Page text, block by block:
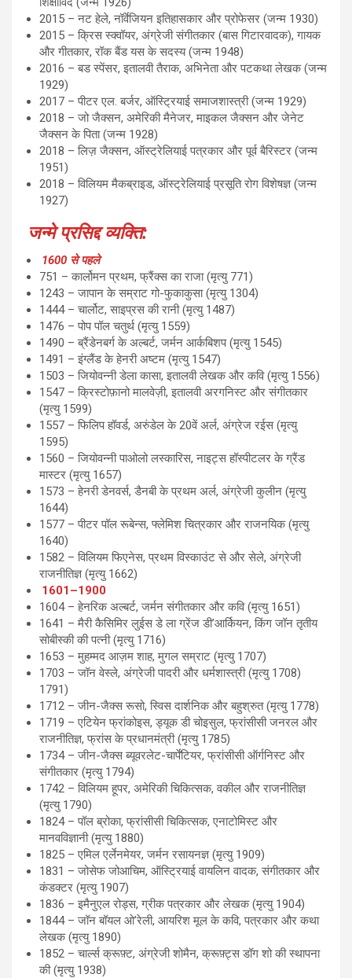
2015 – नट हेले, नॉर्वेजियन इतिहासकार और प्रोफेसर (जन्म 1930)
2015 – क्रिस स्क्वॉयर, अंग्रेजी संगीतकार (बास गिटारवादक), गायक
और गीतकार, रॉक बैंड यस के सदस्य (जन्म 1948)
2016 – बड स्पेंसर, इतालवी तैराक, अभिनेता और पटकथा लेखक (जन्म
1929)
2017 – पीटर एल. बर्जर, ऑस्ट्रियाई समाजशास्त्री (जन्म 1929)
2018 – जो जैक्सन, अमेरिकी मैनेजर, माइकल जैक्सन और जेनेट
जैक्सन के पिता (जन्म 1928)
2018 – लिज़ जैक्सन, ऑस्ट्रेलियाई पत्रकार और पूर्व बैरिस्टर (जन्म
1951)
2018 – विलियम मैकब्राइड, ऑस्ट्रेलियाई प्रसूति रोग विशेषज्ञ (जन्म
1927)
जन्मे प्रसिद्द व्यक्ति:
1600 से पहले
751 – कार्लोमन प्रथम, फ्रैंक्स का राजा (मृत्यु 771)
1243 – जापान के सम्राट गो-फुकाकुसा (मृत्यु 1304)
1444 – चार्लोट, साइप्रस की रानी (मृत्यु 1487)
1476 – पोप पॉल चतुर्थ (मृत्यु 1559)
1490 – ब्रैंडेनबर्ग के अल्बर्ट, जर्मन आर्कबिशप (मृत्यु 1545)
1491 – इंग्लैंड के हेनरी अष्टम (मृत्यु 1547)
1503 – जियोवन्नी डेला कासा, इतालवी लेखक और कवि (मृत्यु 1556)
1547 – क्रिस्टोफ़ानो मालवेज़ी, इतालवी अरगनिस्ट और संगीतकार
(मृत्यु 1599)
1557 – फिलिप हॉवर्ड, अरुंडेल के 20वें अर्ल, अंग्रेज रईस (मृत्यु
1595)
1560 – जियोवन्नी पाओलो लस्कारिस, नाइट्स हॉस्पीटलर के ग्रैंड
मास्टर (मृत्यु 1657)
1573 – हेनरी डेनवर्स, डैनबी के प्रथम अर्ल, अंग्रेजी कुलीन (मृत्यु
1644)
1577 – पीटर पॉल रूबेन्स, फ्लेमिश चित्रकार और राजनयिक (मृत्यु
1640)
1582 – विलियम फिएनेस, प्रथम विस्काउंट से और सेले, अंग्रेजी
राजनीतिज्ञ (मृत्यु 1662)
1601–1900
1604 – हेनरिक अल्बर्ट, जर्मन संगीतकार और कवि (मृत्यु 1651)
1641 – मैरी कैसिमिर लुईस डे ला ग्रेंज डी’आर्कियन, किंग जॉन तृतीय
सोबीस्की की पत्नी (मृत्यु 1716)
1653 – मुहम्मद आज़म शाह, मुगल सम्राट (मृत्यु 1707)
1703 – जॉन वेस्ले, अंग्रेजी पादरी और धर्मशास्त्री (मृत्यु 1708)
1791)
1712 – जीन-जैक्स रूसो, स्विस दार्शनिक और बहुश्रुत (मृत्यु 1778)
1719 – एटियेन फ्रांकोइस, ड्यूक डी चोइसुल, फ्रांसीसी जनरल और
राजनीतिज्ञ, फ्रांस के प्रधानमंत्री (मृत्यु 1785)
1734 – जीन-जैक्स ब्यूवरलेट-चार्पेंटियर, फ्रांसीसी ऑर्गनिस्ट और
संगीतकार (मृत्यु 1794)
1742 – विलियम हूपर, अमेरिकी चिकित्सक, वकील और राजनीतिज्ञ
(मृत्यु 1790)
1824 – पॉल ब्रोका, फ्रांसीसी चिकित्सक, एनाटोमिस्ट और
मानवविज्ञानी (मृत्यु 1880)
1825 – एमिल एर्लेनमेयर, जर्मन रसायनज्ञ (मृत्यु 1909)
1831 – जोसेफ जोआचिम, ऑस्ट्रियाई वायलिन वादक, संगीतकार और
कंडक्टर (मृत्यु 1907)
1836 – इमैनुएल रोड्स, ग्रीक पत्रकार और लेखक (मृत्यु 1904)
1844 – जॉन बॉयल ओ’रेली, आयरिश मूल के कवि, पत्रकार और कथा
लेखक (मृत्यु 1890)
1852 – चार्ल्स क्रूफ़्ट, अंग्रेजी शोमैन, क्रूफ़्ट्स डॉग शो की स्थापना
की (मृत्यु 1938)